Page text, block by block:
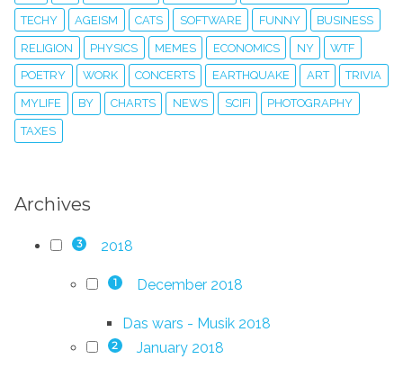
TECHY AGEISM CATS SOFTWARE FUNNY BUSINESS
RELIGION PHYSICS MEMES ECONOMICS NY WTF
POETRY WORK CONCERTS EARTHQUAKE ART TRIVIA
MYLIFE BY CHARTS NEWS SCIFI PHOTOGRAPHY
TAXES
Archives
3 2018
1 December 2018
Das wars - Musik 2018
2 January 2018